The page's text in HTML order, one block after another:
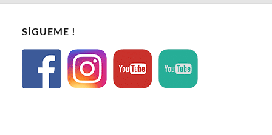
SÍGUEME !